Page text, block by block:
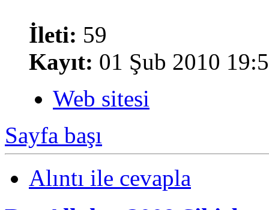
İleti: 59
Kayıt: 01 Şub 2010
Web sitesi
Sayfa başı
Alıntı ile cevapla